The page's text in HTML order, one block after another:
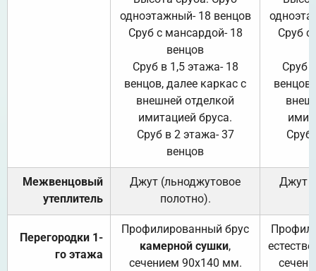
одноэтажный- 18 венцов
Сруб с мансардой- 18
венцов
Сруб в 1,5 этажа- 18
венцов, далее каркас с
внешней отделкой
имитацией бруса.
Сруб в 2 этажа- 37
венцов
Сруб с
Сруб
Сруб
Межвенцовый
утеплитель
Джут (льноджутовое
полотно).
Джут
Перегородки 1-
го этажа
Профилированный брус
камерной сушки,
сечением 90х140 мм.